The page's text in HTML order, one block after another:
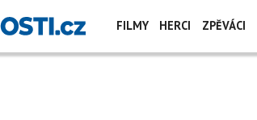
FILMY HERCI ZPĚVÁCI